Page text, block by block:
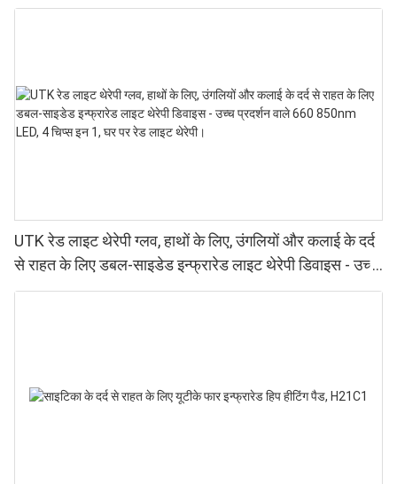
UTK रेड लाइट थेरेपी ग्लव, हाथों के लिए, उंगलियों और कलाई के दर्द
से राहत के लिए डबल-साइडेड इन्फ्रारेड लाइट थेरेपी डिवाइस - उच्च
प्रदर्शन वाले 660 850nm LED, 4 चिप्स इन 1, घर पर रेड लाइट